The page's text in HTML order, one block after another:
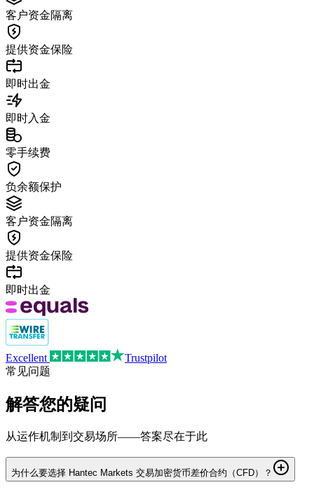
客户资金隔离
提供资金保险
即时出金
即时入金
零手续费
负余额保护
客户资金隔离
提供资金保险
即时出金
Excellent
Trustpilot
常见问题
解答您的疑问
从运作机制到交易场所——答案尽在于此
为什么要选择 Hantec Markets 交易加密货币差价合约（CFD）？